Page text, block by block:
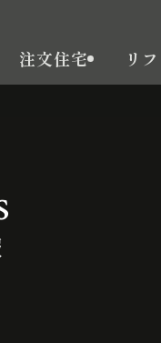
注文住宅 リ